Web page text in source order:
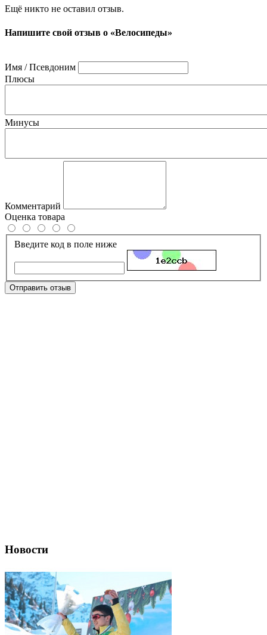
Ещё никто не оставил отзыв.
Напишите свой отзыв о «Велосипеды»
Имя / Псевдоним
Плюсы
Минусы
Комментарий
Оценка товара
Введите код в поле ниже
Отправить отзыв
Новости